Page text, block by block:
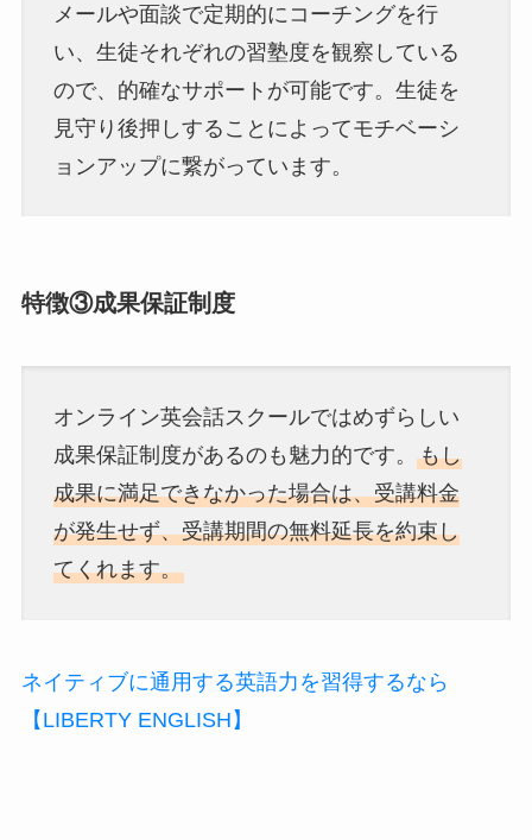
メールや面談で定期的にコーチングを行
い、生徒それぞれの習塾度を観察している
ので、的確なサポートが可能です。生徒を
見守り後押しすることによってモチベーシ
ョンアップに繋がっています。
特徴③成果保証制度
オンライン英会話スクールではめずらしい
成果保証制度があるのも魅力的です。 もし
成果に満足できなかった場合は、受講料金
が発生せず、受講期間の無料延長を約束し
てくれます。
ネイティブに通用する英語力を習得するなら
【LIBERTY ENGLISH】